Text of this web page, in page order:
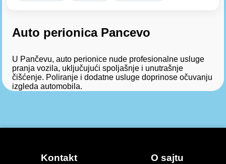
Auto perionica Pancevo
U Pančevu, auto perionice nude profesionalne usluge
pranja vozila, uključujući spoljašnje i unutrašnje
čišćenje. Poliranje i dodatne usluge doprinose očuvanju
izgleda automobila.
Kontakt O sajtu